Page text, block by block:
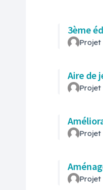
3ème
Aire de